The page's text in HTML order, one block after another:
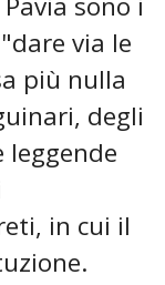
via le
più nulla
degli
in cui il